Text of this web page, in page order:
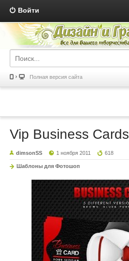
Войти
Полная версия сайта
Vip Business Cards
dimsonSS 1 ноября 2011 618
Шаблоны для Фотошоп